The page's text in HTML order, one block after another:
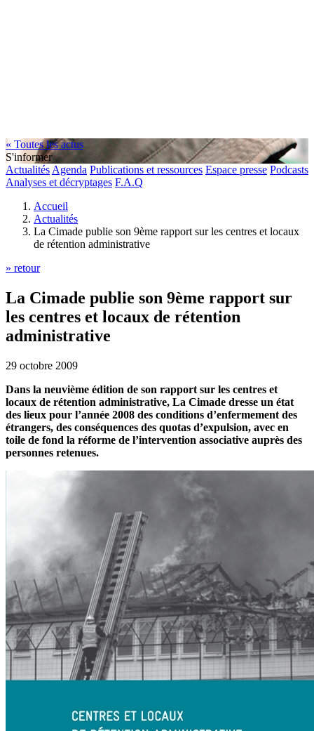
« Toutes les actus
S'informer
Actualités Agenda Publications et ressources Espace presse Podcasts
Analyses et décryptages F.A.Q
Accueil
Actualités
La Cimade publie son 9ème rapport sur les centres et locaux
de rétention administrative
» retour
La Cimade publie son 9ème rapport sur
les centres et locaux de rétention
administrative
29 octobre 2009
Dans la neuvième édition de son rapport sur les centres et
locaux de rétention administrative, La Cimade dresse un état
des lieux pour l’année 2008 des conditions d’enfermement des
étrangers, des conséquences des quotas d’expulsion, avec en
toile de fond la réforme de l’intervention associative auprès des
personnes retenues.